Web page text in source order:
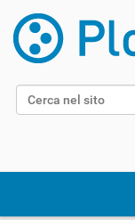
Cerca nel sito